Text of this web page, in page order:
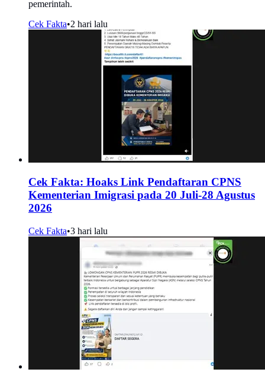
pemerintah.
Cek Fakta•2 hari lalu
Cek Fakta: Hoaks Link Pendaftaran CPNS
Kementerian Imigrasi pada 20 Juli-28 Agustus
2026
Cek Fakta•3 hari lalu